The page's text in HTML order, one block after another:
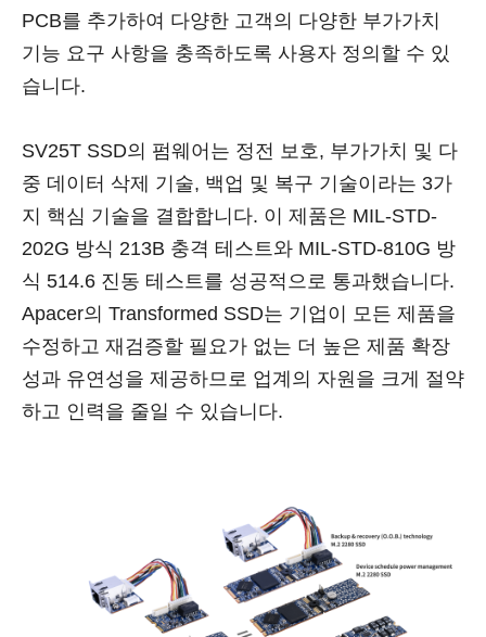
PCB를 추가하여 다양한 고객의 다양한 부가가치
기능 요구 사항을 충족하도록 사용자 정의할 수 있
습니다.
SV25T SSD의 펌웨어는 정전 보호, 부가가치 및 다
중 데이터 삭제 기술, 백업 및 복구 기술이라는 3가
지 핵심 기술을 결합합니다. 이 제품은 MIL-STD-
202G 방식 213B 충격 테스트와 MIL-STD-810G 방
식 514.6 진동 테스트를 성공적으로 통과했습니다.
Apacer의 Transformed SSD는 기업이 모든 제품을
수정하고 재검증할 필요가 없는 더 높은 제품 확장
성과 유연성을 제공하므로 업계의 자원을 크게 절약
하고 인력을 줄일 수 있습니다.